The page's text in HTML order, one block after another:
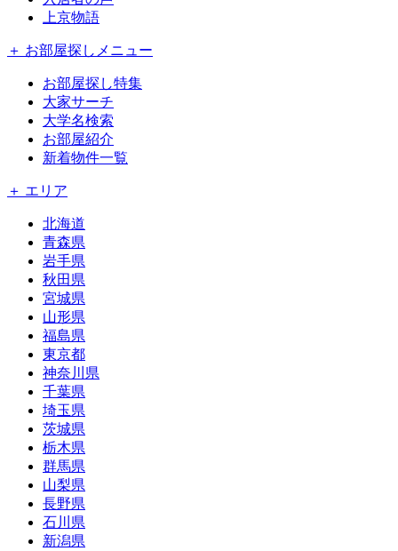
上京物語
＋ お部屋探しメニュー
お部屋探し特集
大家サーチ
大学名検索
お部屋紹介
新着物件一覧
＋ エリア
北海道
青森県
岩手県
秋田県
宮城県
山形県
福島県
東京都
神奈川県
千葉県
埼玉県
茨城県
栃木県
群馬県
山梨県
長野県
石川県
新潟県